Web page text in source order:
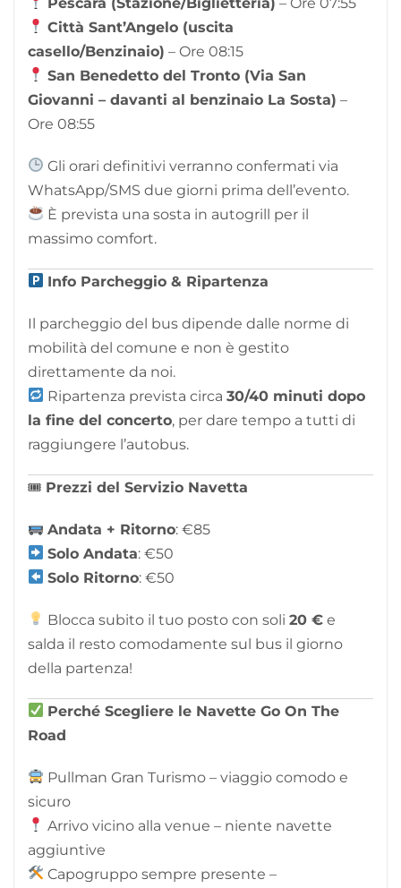
Città Sant’Angelo (uscita
casello/Benzinaio) – Ore 08:15
San Benedetto del Tronto (Via San
Giovanni – davanti al benzinaio La Sosta) –
Ore 08:55
Gli orari definitivi verranno confermati via
WhatsApp/SMS due giorni prima dell’evento.
È prevista una sosta in autogrill per il
massimo comfort.
Info Parcheggio & Ripartenza
Il parcheggio del bus dipende dalle norme di
mobilità del comune e non è gestito
direttamente da noi.
Ripartenza prevista circa30/40 minuti dopo
la fine del concerto, per dare tempo a tutti di
raggiungere l’autobus.
🎟 Prezzi del Servizio Navetta
Andata + Ritorno: €85
Solo Andata: €50
Solo Ritorno: €50
Blocca subito il tuo posto con soli20 € e
salda il resto comodamente sul bus il giorno
della partenza!
Perché Scegliere le Navette Go On The
Road
Pullman Gran Turismo – viaggio comodo e
sicuro
Arrivo vicino alla venue – niente navette
aggiuntive
Capogruppo sempre presente –